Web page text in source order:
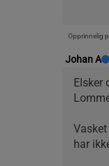
Opprinnelig
Johan A
Elsker
har